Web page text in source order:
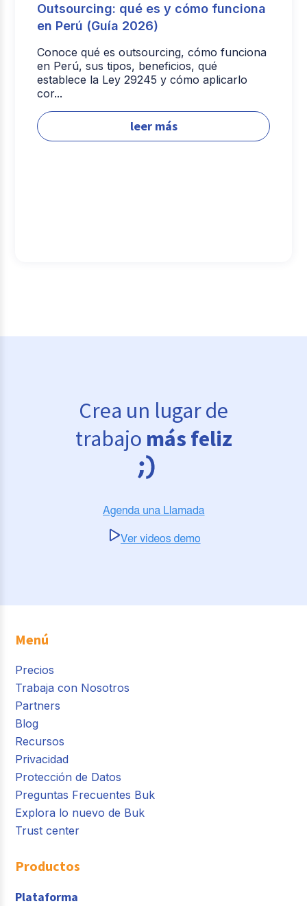
Outsourcing: qué es y cómo funciona
en Perú (Guía 2026)
Conoce qué es outsourcing, cómo funciona
en Perú, sus tipos, beneficios, qué
establece la Ley 29245 y cómo aplicarlo
cor...
leer más
Crea un lugar de
trabajo más feliz
Menú
Precios
Trabaja con Nosotros
Partners
Blog
Recursos
Privacidad
Protección de Datos
Preguntas Frecuentes Buk
Explora lo nuevo de Buk
Trust center
Productos
Plataforma